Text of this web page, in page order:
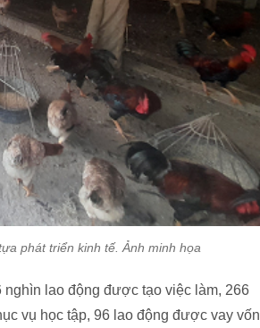
phát triển kinh tế. Ảnh minh họa
lao động được tạo việc làm, 266
vụ học tập, 96 lao động được vay vốn